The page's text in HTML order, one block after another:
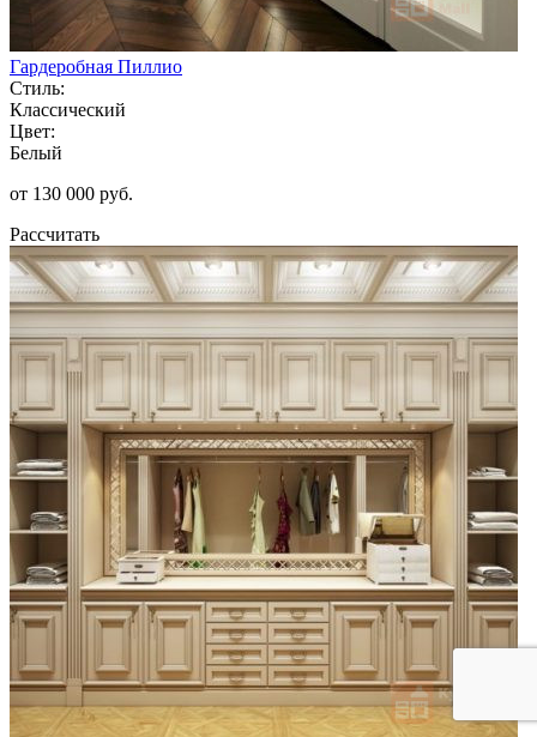
Гардеробная Пиллио
Стиль:
Классический
Цвет:
Белый
от 130 000 руб.
Рассчитать